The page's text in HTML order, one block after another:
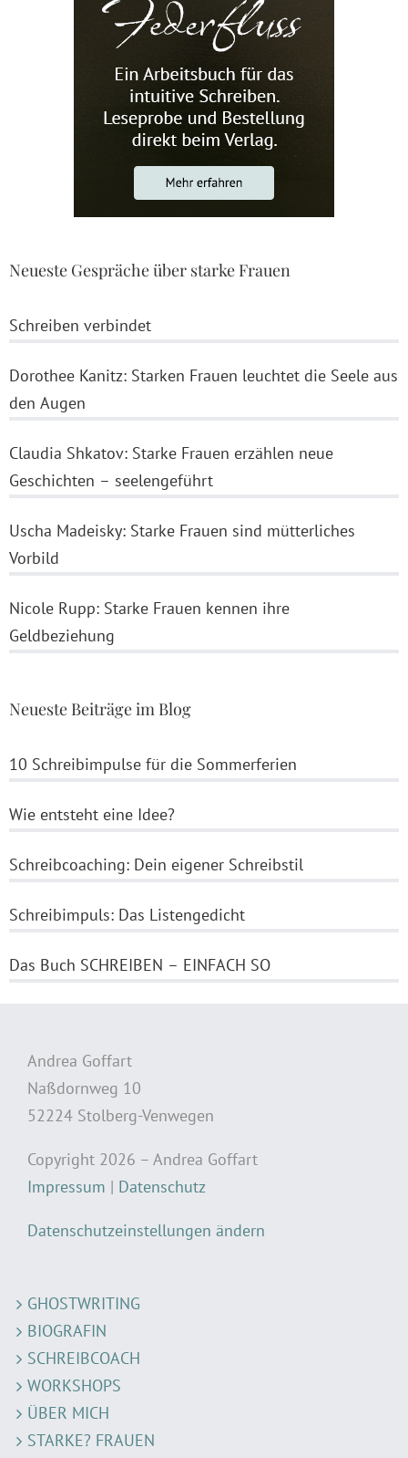
Neueste Gespräche über starke Frauen
Schreiben verbindet
Dorothee Kanitz: Starken Frauen leuchtet die Seele aus
den Augen
Claudia Shkatov: Starke Frauen erzählen neue
Geschichten – seelengeführt
Uscha Madeisky: Starke Frauen sind mütterliches
Vorbild
Nicole Rupp: Starke Frauen kennen ihre
Geldbeziehung
Neueste Beiträge im Blog
10 Schreibimpulse für die Sommerferien
Wie entsteht eine Idee?
Schreibcoaching: Dein eigener Schreibstil
Schreibimpuls: Das Listengedicht
Das Buch SCHREIBEN – EINFACH SO
Andrea Goffart
Naßdornweg 10
52224 Stolberg-Venwegen
Copyright 2026 – Andrea Goffart
Impressum | Datenschutz
Datenschutzeinstellungen ändern
GHOSTWRITING
BIOGRAFIN
SCHREIBCOACH
WORKSHOPS
ÜBER MICH
STARKE? FRAUEN